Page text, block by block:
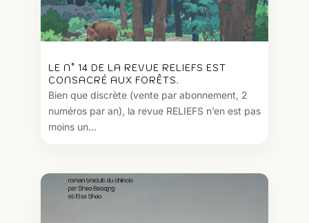
LE N° 14 DE LA REVUE RELIEFS EST
CONSACRÉ AUX FORÊTS.
Bien que discrète (vente par abonnement, 2
numéros par an), la revue RELIEFS n’en est pas
moins un...